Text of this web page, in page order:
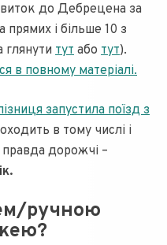
до Дебрецена за
прямих і більше 10 з
тут або тут).
в повному матеріалі.
запустила поїзд з
в тому числі і
дорожчі –
ручною